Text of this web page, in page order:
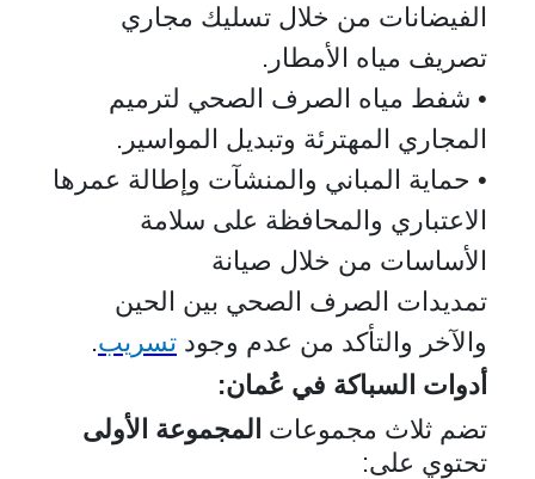
الفيضانات من خلال تسليك مجاري
تصريف مياه الأمطار .
• شفط مياه الصرف الصحي لترميم
المجاري المهترئة وتبديل المواسير.
• حماية المباني والمنشآت وإطالة عمرها
الاعتباري والمحافظة على سلامة
الأساسات من خلال صيانة
تمديدات الصرف الصحي بين الحين
والآخر والتأكد من عدم وجود تسريب.
أدوات السباكة في عُمان:
تضم ثلاث مجموعات المجموعة الأولى
تحتوي على: